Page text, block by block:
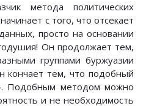
метода политических
с того, что отсекает
просто на основании
Он продолжает тем,
группами буржуазии
кончает тем, что подобный
Подобным методом можно
и не необходимость